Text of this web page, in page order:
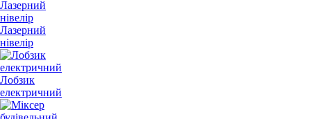
Лазерний
нівелір
Лобзик
електричний